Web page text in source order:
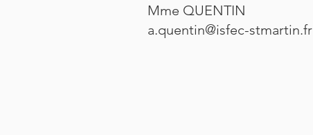
Mme QUENTIN
a.quentin@isfec-stmartin.fr